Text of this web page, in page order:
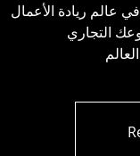
عالم ريادة الأعمال
التجاري